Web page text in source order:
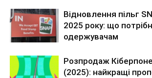
Відновлення пільг
2025 року: що
одержувачам
Розпродаж
(2025): найкращі